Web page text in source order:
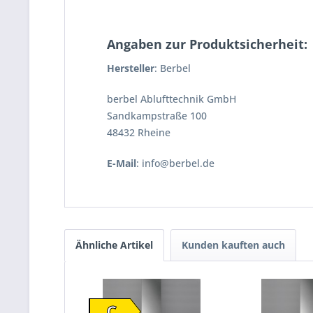
Angaben zur Produktsicherheit:
Hersteller: Berbel
berbel Ablufttechnik GmbH
Sandkampstraße 100
48432 Rheine
E-Mail: info@berbel.de
Ähnliche Artikel Kunden kauften auch